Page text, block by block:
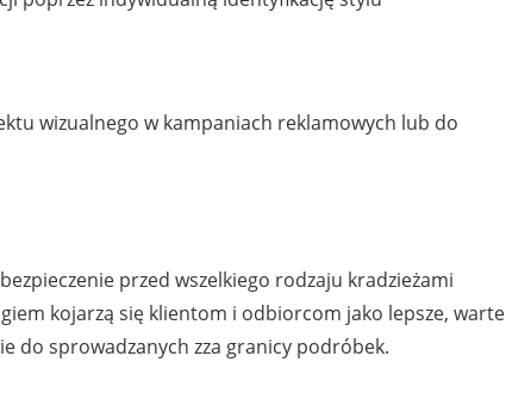
wizualnego w kampaniach reklamowych lub do
przed wszelkiego rodzaju kradzieżami
kojarzą się klientom i odbiorcom jako lepsze, warte
do sprowadzanych zza granicy podróbek.